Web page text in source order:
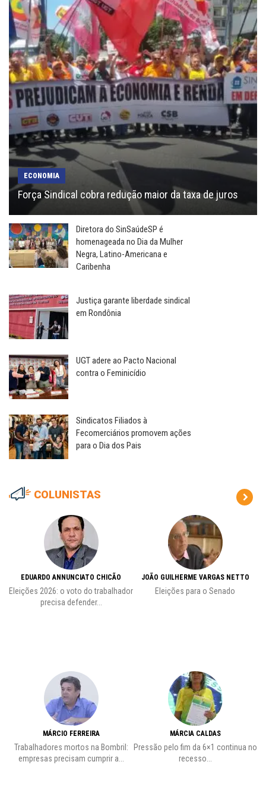
ECONOMIA
Força Sindical cobra redução maior da taxa de juros
Diretora do SinSaúdeSP é
homenageada no Dia da Mulher
Negra, Latino-Americana e
Caribenha
Justiça garante liberdade sindical
em Rondônia
UGT adere ao Pacto Nacional
contra o Feminicídio
Sindicatos Filiados à
Fecomerciários promovem ações
para o Dia dos Pais
COLUNISTAS
EDUARDO ANNUNCIATO CHICÃO
Eleições 2026: o voto do trabalhador
precisa defender...
MÁRCIO FERREIRA
Trabalhadores mortos na Bombril:
empresas precisam cumprir a...
JOÃO GUILHERME VARGAS NETTO
Eleições para o Senado
MÁRCIA CALDAS
Pressão pelo fim da 6×1 continua no
recesso...